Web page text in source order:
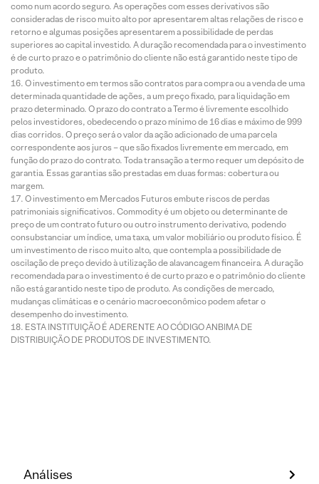
como num acordo seguro. As operações com esses derivativos são
consideradas de risco muito alto por apresentarem altas relações de risco e
retorno e algumas posições apresentarem a possibilidade de perdas
superiores ao capital investido. A duração recomendada para o investimento
é de curto prazo e o patrimônio do cliente não está garantido neste tipo de
produto.
O investimento em termos são contratos para compra ou a venda de uma
determinada quantidade de ações, a um preço fixado, para liquidação em
prazo determinado. O prazo do contrato a Termo é livremente escolhido
pelos investidores, obedecendo o prazo mínimo de 16 dias e máximo de 999
dias corridos. O preço será o valor da ação adicionado de uma parcela
correspondente aos juros – que são fixados livremente em mercado, em
função do prazo do contrato. Toda transação a termo requer um depósito de
garantia. Essas garantias são prestadas em duas formas: cobertura ou
margem.
O investimento em Mercados Futuros embute riscos de perdas
patrimoniais significativos. Commodity é um objeto ou determinante de
preço de um contrato futuro ou outro instrumento derivativo, podendo
consubstanciar um índice, uma taxa, um valor mobiliário ou produto físico. É
um investimento de risco muito alto, que contempla a possibilidade de
oscilação de preço devido à utilização de alavancagem financeira. A duração
recomendada para o investimento é de curto prazo e o patrimônio do cliente
não está garantido neste tipo de produto. As condições de mercado,
mudanças climáticas e o cenário macroeconômico podem afetar o
desempenho do investimento.
ESTA INSTITUIÇÃO É ADERENTE AO CÓDIGO ANBIMA DE
DISTRIBUIÇÃO DE PRODUTOS DE INVESTIMENTO.
Análises